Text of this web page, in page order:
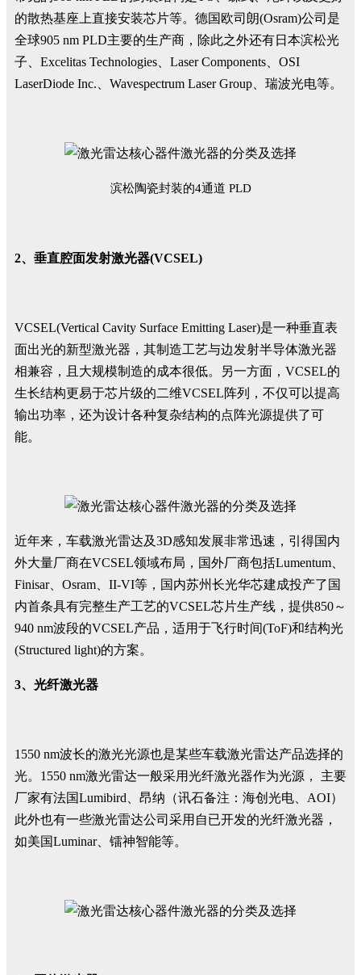
的散热基座上直接安装芯片等。德国欧司朗(Osram)公司是
全球905 nm PLD主要的生产商，除此之外还有日本滨松光
子、Excelitas Technologies、Laser Components、OSI
LaserDiode Inc.、Wavespectrum Laser Group、瑞波光电等。
滨松陶瓷封装的4通道 PLD
2、垂直腔面发射激光器(VCSEL)
VCSEL(Vertical Cavity Surface Emitting Laser)是一种垂直表
面出光的新型激光器，其制造工艺与边发射半导体激光器
相兼容，且大规模制造的成本很低。另一方面，VCSEL的
生长结构更易于芯片级的二维VCSEL阵列，不仅可以提高
输出功率，还为设计各种复杂结构的点阵光源提供了可
能。
近年来，车载激光雷达及3D感知发展非常迅速，引得国内
外大量厂商在VCSEL领域布局，国外厂商包括Lumentum、
Finisar、Osram、II-VI等，国内苏州长光华芯建成投产了国
内首条具有完整生产工艺的VCSEL芯片生产线，提供850～
940 nm波段的VCSEL产品，适用于飞行时间(ToF)和结构光
(Structured light)的方案。
3、光纤激光器
1550 nm波长的激光光源也是某些车载激光雷达产品选择的
光。1550 nm激光雷达一般采用光纤激光器作为光源， 主要
厂家有法国Lumibird、昂纳（讯石备注：海创光电、AOI）
此外也有一些激光雷达公司采用自已开发的光纤激光器，
如美国Luminar、镭神智能等。